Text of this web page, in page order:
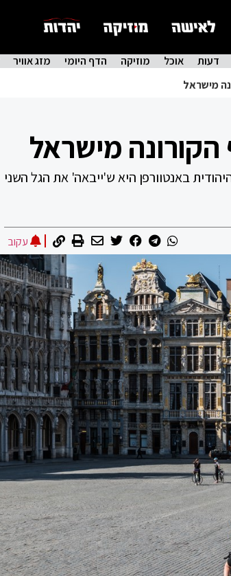
דעות אוכל מוזיקה הדף היומי מזג אוויר
מישראל
הקורונה מישראל
באנטוורפן היא ש'ייבאה' את הגל השני
עקוב